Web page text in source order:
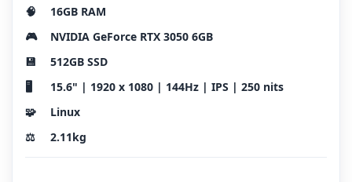
🧠
16GB RAM
🎮
NVIDIA GeForce RTX 3050 6GB
💾
512GB SSD
🖥️
15.6" | 1920 x 1080 | 144Hz | IPS | 250 nits
🧩
Linux
⚖️
2.11kg